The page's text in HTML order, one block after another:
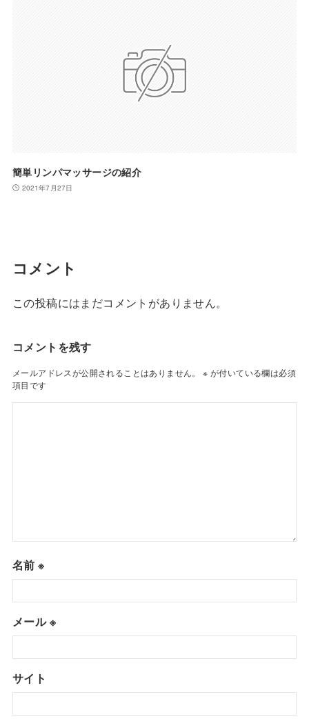
簡単リンパマッサージの紹介
2021年7月27日
コメント
この投稿にはまだコメントがありません。
コメントを残す
メールアドレスが公開されることはありません。 ※ が付いている欄は必須
項目です
名前※
メール※
サイト